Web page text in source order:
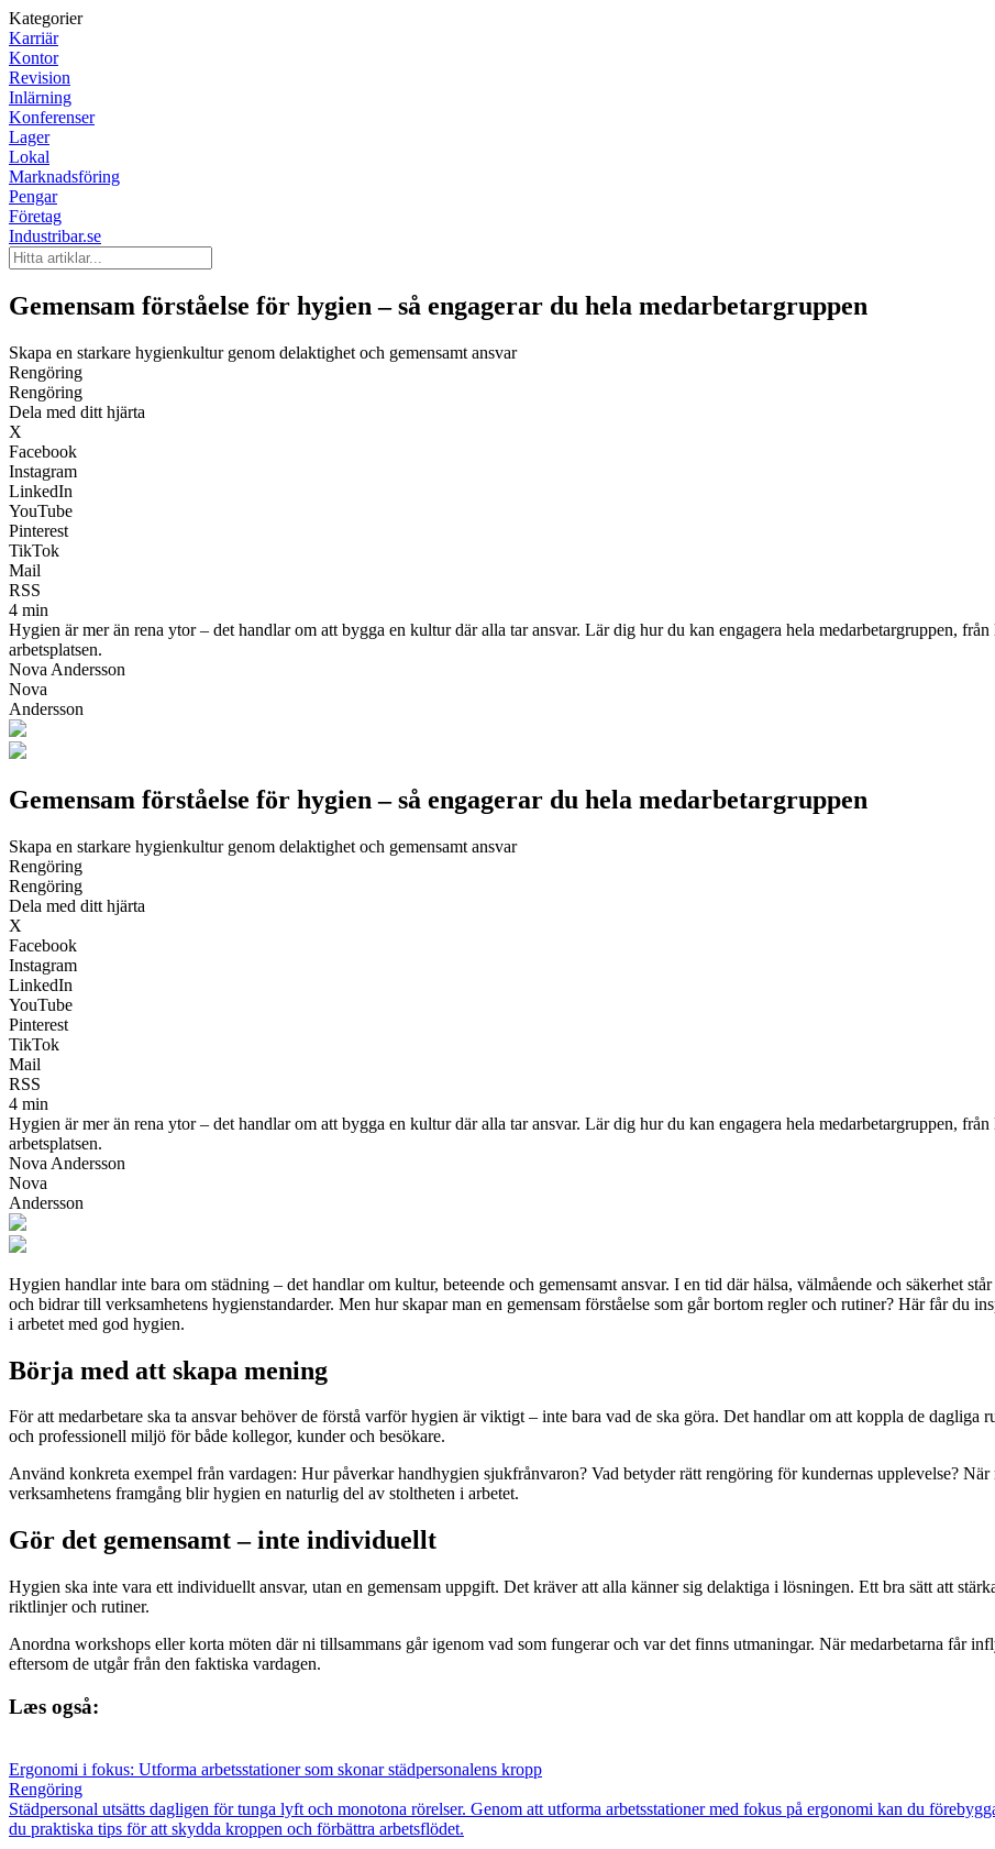
Kategorier
Karriär
Kontor
Revision
Inlärning
Konferenser
Lager
Lokal
Marknadsföring
Pengar
Företag
Industribar.se
Gemensam förståelse för hygien – så engagerar du hela medarbetargruppen
Skapa en starkare hygienkultur genom delaktighet och gemensamt ansvar
Rengöring
Rengöring
Dela med ditt hjärta
X
Facebook
Instagram
LinkedIn
YouTube
Pinterest
TikTok
Mail
RSS
4 min
Hygien är mer än rena ytor – det handlar om att bygga en kultur där alla tar ansvar. Lär dig hur du kan engagera hela medarbetargruppen,
arbetsplatsen.
Nova Andersson
Nova
Andersson
Gemensam förståelse för hygien – så engagerar du hela medarbetargruppen
Skapa en starkare hygienkultur genom delaktighet och gemensamt ansvar
Rengöring
Rengöring
Dela med ditt hjärta
X
Facebook
Instagram
LinkedIn
YouTube
Pinterest
TikTok
Mail
RSS
4 min
Hygien är mer än rena ytor – det handlar om att bygga en kultur där alla tar ansvar. Lär dig hur du kan engagera hela medarbetargruppen,
arbetsplatsen.
Nova Andersson
Nova
Andersson
Hygien handlar inte bara om städning – det handlar om kultur, beteende och gemensamt ansvar. I en tid där hälsa, välmående och säkerhet
och bidrar till verksamhetens hygienstandarder. Men hur skapar man en gemensam förståelse som går bortom regler och rutiner? Här får du
i arbetet med god hygien.
Börja med att skapa mening
För att medarbetare ska ta ansvar behöver de förstå varför hygien är viktigt – inte bara vad de ska göra. Det handlar om att koppla de dagliga
och professionell miljö för både kollegor, kunder och besökare.
Använd konkreta exempel från vardagen: Hur påverkar handhygien sjukfrånvaron? Vad betyder rätt rengöring för kundernas upplevelse?
verksamhetens framgång blir hygien en naturlig del av stoltheten i arbetet.
Gör det gemensamt – inte individuellt
Hygien ska inte vara ett individuellt ansvar, utan en gemensam uppgift. Det kräver att alla känner sig delaktiga i lösningen. Ett bra sätt att
riktlinjer och rutiner.
Anordna workshops eller korta möten där ni tillsammans går igenom vad som fungerar och var det finns utmaningar. När medarbetarna får
eftersom de utgår från den faktiska vardagen.
Læs også:
Ergonomi i fokus: Utforma arbetsstationer som skonar städpersonalens kropp
Rengöring
Städpersonal utsätts dagligen för tunga lyft och monotona rörelser. Genom att utforma arbetsstationer med fokus på ergonomi kan du
du praktiska tips för att skydda kroppen och förbättra arbetsflödet.